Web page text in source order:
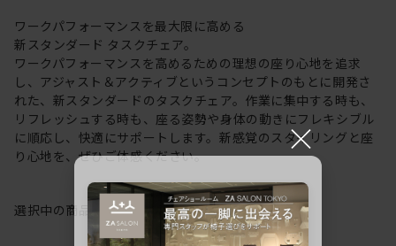
ワークパフォーマンスを最大限に高める
新スタンダード タスクチェア。
ワークパフォーマンスを高めるための理想の座り心地を追求
し、アジャスト＆アクティブというコンセプトのもとに開発さ
れた、新スタンダードのタスクチェア。作業に集中する時も、
リフレッシュする時も、座る姿勢や身体の動きにフレキシブル
に順応し、快適にサポートします。新感覚のスタイリングと座
り心地を、ぜひご体感ください。
選択中の商品情報保証 注意事項
×